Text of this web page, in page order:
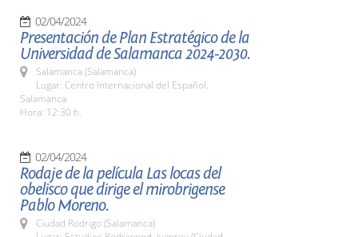
02/04/2024
Presentación de Plan Estratégico de la
Universidad de Salamanca 2024-2030.
Salamanca (Salamanca)
Lugar: Centro Internacional del Español.
Salamanca
Hora: 12:30 h.
02/04/2024
Rodaje de la película Las locas del
obelisco que dirige el mirobrigense
Pablo Moreno.
Ciudad Rodrigo (Salamanca)